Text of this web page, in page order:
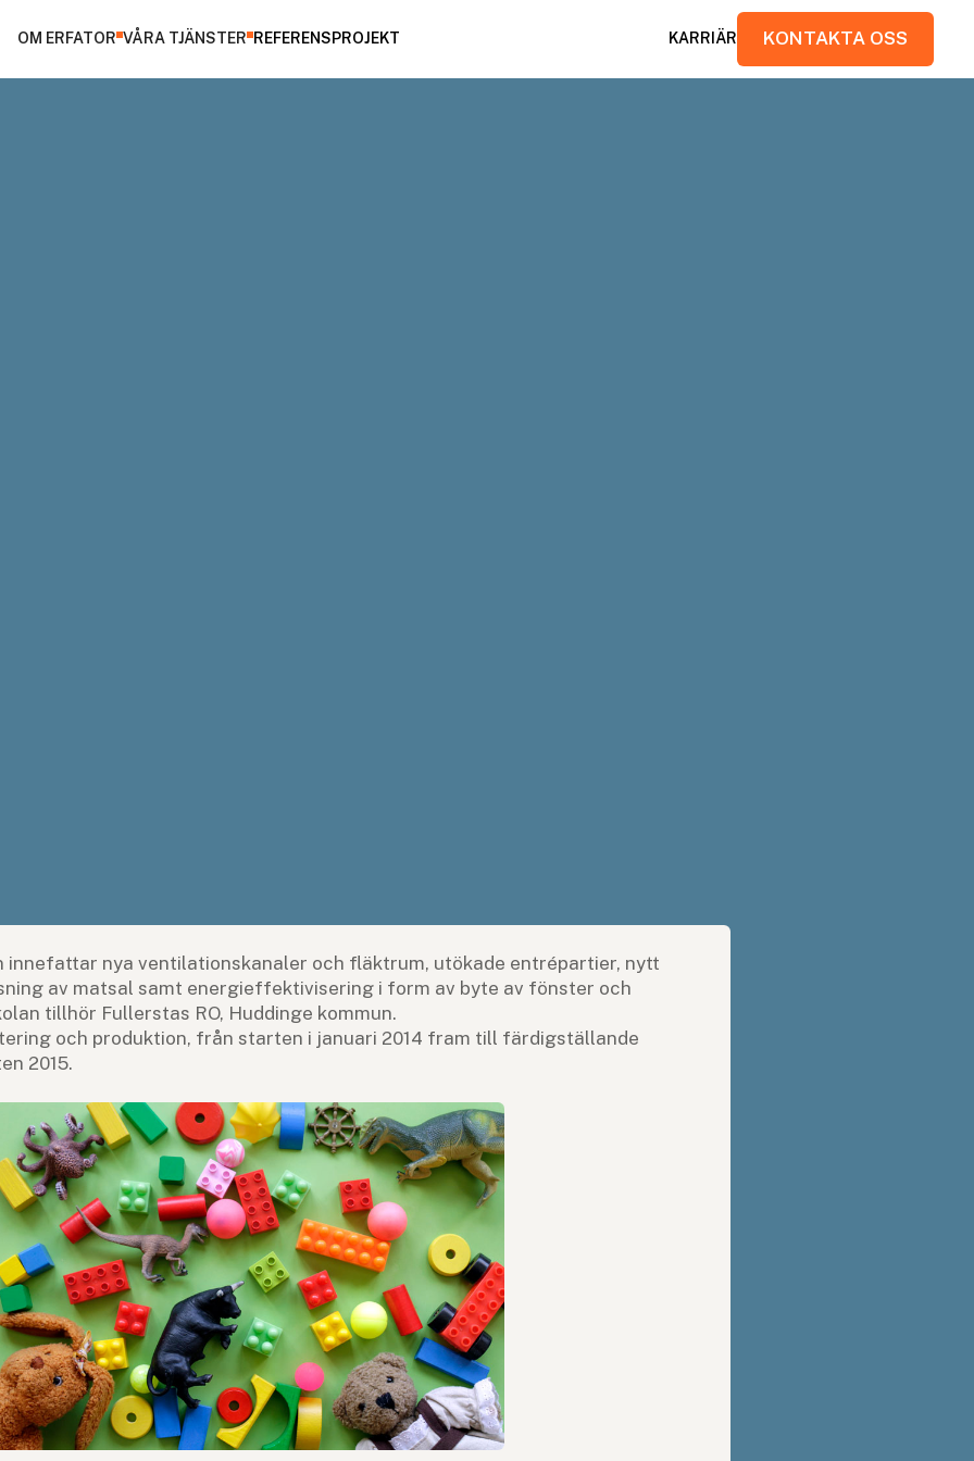
OM ERFATOR VÅRA TJÄNSTER REFERENSPROJEKT KARRIÄR
KONTAKTA OSS
KONTAKTA OSS
innefattar nya ventilationskanaler och fläktrum, utökade entrépartier, nytt
av matsal samt energieffektivisering i form av byte av fönster och
tillhör Fullerstas RO, Huddinge kommun.
och produktion, från starten i januari 2014 fram till färdigställande
2015.